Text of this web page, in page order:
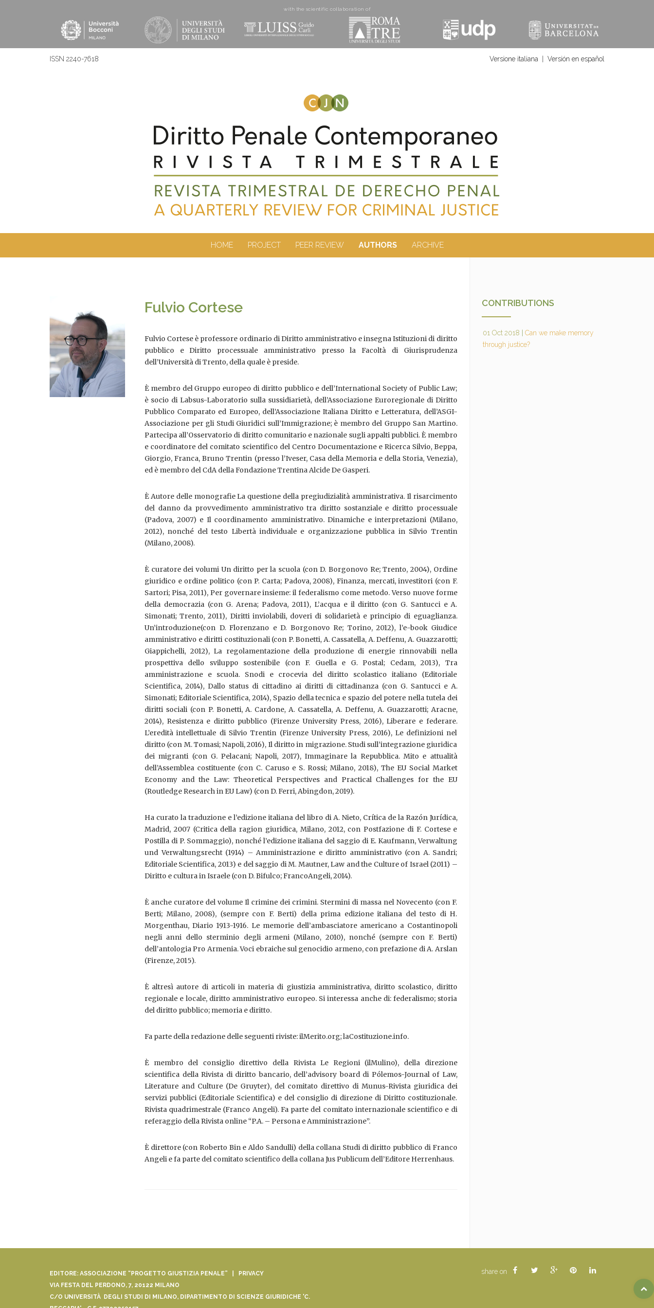
with the scientific collaboration of
ISSN 2240-7618 Versione italiana Versión en español
HOME PROJECT PEER REVIEW AUTHORS ARCHIVE
Fulvio Cortese
Fulvio Cortese è professore ordinario di Diritto amministrativo e insegna Istituzioni di diritto
pubblico e Diritto processuale amministrativo presso la Facoltà di Giurisprudenza
dell’Università di Trento, della quale è preside.
È membro del Gruppo europeo di diritto pubblico e dell’International Society of Public Law;
è socio di Labsus-Laboratorio sulla sussidiarietà, dell’Associazione Euroregionale di Diritto
Pubblico Comparato ed Europeo, dell’Associazione Italiana Diritto e Letteratura, dell’ASGI-
Associazione per gli Studi Giuridici sull’Immigrazione; è membro del Gruppo San Martino.
Partecipa all’Osservatorio di diritto comunitario e nazionale sugli appalti pubblici. È membro
e coordinatore del comitato scientifico del Centro Documentazione e Ricerca Silvio, Beppa,
Giorgio, Franca, Bruno Trentin (presso l’Iveser, Casa della Memoria e della Storia, Venezia),
ed è membro del CdA della Fondazione Trentina Alcide De Gasperi.
È Autore delle monografie La questione della pregiudizialità amministrativa. Il risarcimento
del danno da provvedimento amministrativo tra diritto sostanziale e diritto processuale
(Padova, 2007) e Il coordinamento amministrativo. Dinamiche e interpretazioni (Milano,
2012), nonché del testo Libertà individuale e organizzazione pubblica in Silvio Trentin
(Milano, 2008).
È curatore dei volumi Un diritto per la scuola (con D. Borgonovo Re; Trento, 2004), Ordine
giuridico e ordine politico (con P. Carta; Padova, 2008), Finanza, mercati, investitori (con F.
Sartori; Pisa, 2011), Per governare insieme: il federalismo come metodo. Verso nuove forme
della democrazia (con G. Arena; Padova, 2011), L’acqua e il diritto (con G. Santucci e A.
Simonati; Trento, 2011), Diritti inviolabili, doveri di solidarietà e principio di eguaglianza.
Un’introduzione(con D. Florenzano e D. Borgonovo Re; Torino, 2012), l’e-book Giudice
amministrativo e diritti costituzionali (con P. Bonetti, A. Cassatella, A. Deffenu, A. Guazzarotti;
Giappichelli, 2012), La regolamentazione della produzione di energie rinnovabili nella
prospettiva dello sviluppo sostenibile (con F. Guella e G. Postal; Cedam, 2013), Tra
amministrazione e scuola. Snodi e crocevia del diritto scolastico italiano (Editoriale
Scientifica, 2014), Dallo status di cittadino ai diritti di cittadinanza (con G. Santucci e A.
Simonati; Editoriale Scientifica, 2014), Spazio della tecnica e spazio del potere nella tutela dei
diritti sociali (con P. Bonetti, A. Cardone, A. Cassatella, A. Deffenu, A. Guazzarotti; Aracne,
2014), Resistenza e diritto pubblico (Firenze University Press, 2016), Liberare e federare.
L’eredità intellettuale di Silvio Trentin (Firenze University Press, 2016), Le definizioni nel
diritto (con M. Tomasi; Napoli, 2016), Il diritto in migrazione. Studi sull’integrazione giuridica
dei migranti (con G. Pelacani; Napoli, 2017), Immaginare la Repubblica. Mito e attualità
dell’Assemblea costituente (con C. Caruso e S. Rossi; Milano, 2018), The EU Social Market
Economy and the Law: Theoretical Perspectives and Practical Challenges for the EU
(Routledge Research in EU Law) (con D. Ferri, Abingdon, 2019).
Ha curato la traduzione e l’edizione italiana del libro di A. Nieto, Crítica de la Razón Jurídica,
Madrid, 2007 (Critica della ragion giuridica, Milano, 2012, con Postfazione di F. Cortese e
Postilla di P. Sommaggio), nonché l’edizione italiana del saggio di E. Kaufmann, Verwaltung
und Verwaltungsrecht (1914) – Amministrazione e diritto amministrativo (con A. Sandri;
Editoriale Scientifica, 2013) e del saggio di M. Mautner, Law and the Culture of Israel (2011) –
Diritto e cultura in Israele (con D. Bifulco; FrancoAngeli, 2014).
È anche curatore del volume Il crimine dei crimini. Stermini di massa nel Novecento (con F.
Berti; Milano, 2008), (sempre con F. Berti) della prima edizione italiana del testo di H.
Morgenthau, Diario 1913-1916. Le memorie dell’ambasciatore americano a Costantinopoli
negli anni dello sterminio degli armeni (Milano, 2010), nonché (sempre con F. Berti)
dell’antologia Pro Armenia. Voci ebraiche sul genocidio armeno, con prefazione di A. Arslan
(Firenze, 2015).
È altresì autore di articoli in materia di giustizia amministrativa, diritto scolastico, diritto
regionale e locale, diritto amministrativo europeo. Si interessa anche di: federalismo; storia
del diritto pubblico; memoria e diritto.
Fa parte della redazione delle seguenti riviste: ilMerito.org; laCostituzione.info.
È membro del consiglio direttivo della Rivista Le Regioni (ilMulino), della direzione
scientifica della Rivista di diritto bancario, dell’advisory board di Pólemos-Journal of Law,
Literature and Culture (De Gruyter), del comitato direttivo di Munus-Rivista giuridica dei
servizi pubblici (Editoriale Scientifica) e del consiglio di direzione di Diritto costituzionale.
Rivista quadrimestrale (Franco Angeli). Fa parte del comitato internazionale scientifico e di
referaggio della Rivista online “P.A. – Persona e Amministrazione”.
È direttore (con Roberto Bin e Aldo Sandulli) della collana Studi di diritto pubblico di Franco
Angeli e fa parte del comitato scientifico della collana Jus Publicum dell’Editore Herrenhaus.
CONTRIBUTIONS
01 Oct 2018
Can we make memory
through justice?
EDITORE: ASSOCIAZIONE “PROGETTO GIUSTIZIA PENALE” |
PRIVACY
VIA FESTA DEL PERDONO, 7, 20122 MILANO
C/O UNIVERSITÀ DEGLI STUDI DI MILANO, DIPARTIMENTO DI SCIENZE GIURIDICHE 'C.
share on